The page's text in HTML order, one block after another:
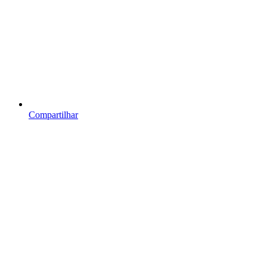
Compartilhar